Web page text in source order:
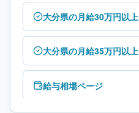
大分県の月給30万円以上
大分県の月給35万円以上
給与相場ページ